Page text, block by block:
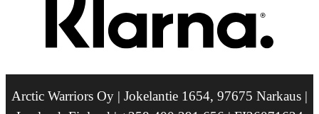
Arctic Warriors Oy | Jokelantie 1654, 97675 Narkaus |